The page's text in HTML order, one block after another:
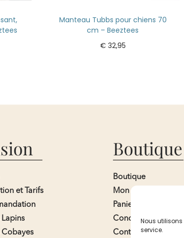
Nous
service.
Manteau Tubbs pour chiens 70
cm – Beeztees
€ 32,95
et Tarifs
Lapins
Cobayes
Boutique
Boutique
Mon compte
Panier
Conditions
Contact